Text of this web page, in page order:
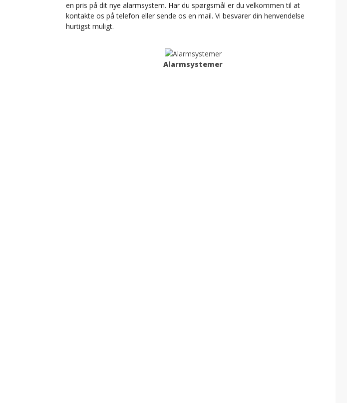
en pris på dit nye alarmsystem. Har du spørgsmål er du velkommen til at
kontakte os på telefon eller sende os en mail. Vi besvarer din henvendelse
hurtigst muligt.
Alarmsystemer